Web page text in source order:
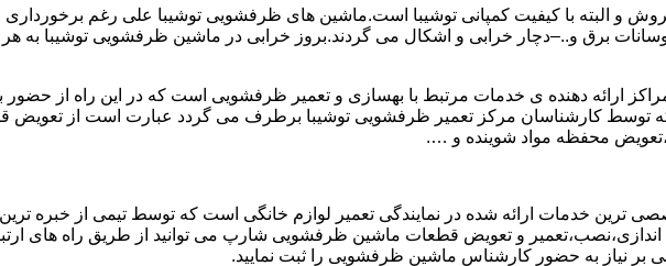
البته با کیفیت کمپانی توشیبا است.ماشین های ظرفشویی توشیبا علی رغم برخورداری
برق و..–دچار خرابی و اشکال می گردند.بروز خرابی در ماشین ظرفشویی توشیبا به هر
ارائه دهنده ی خدمات مرتبط با بهسازی و تعمیر ظرفشویی است که در این راه از حضور
که توسط کارشناسان مرکز تعمیر ظرفشویی توشیبا برطرف می گردد عبارت است از
محفظه مواد شوینده و ….
ترین خدمات ارائه شده در نمایندگی تعمیر لوازم خانگی است که توسط تیمی از خبره
و تعویض قطعات ماشین ظرفشویی شارپ می توانید از طریق راه های
بر نیاز به حضور کارشناس ماشین ظرفشویی را ثبت نمایید.